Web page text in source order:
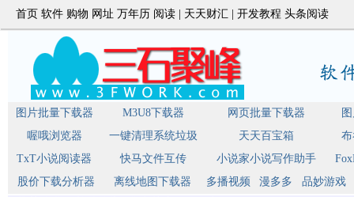
首页 软件 购物 网址 万年历 阅读 天天财汇 开发教程 头条阅读
图片批量下载器 M3U8下载器 网页批量下载器
喔哦浏览器
一键清理系统垃圾 天天百宝箱
TxT小说阅读器
快马文件互传 小说家小说写作助手
股价下载分析器
离线地图下载器 多播视频 漫多多
品妙游戏